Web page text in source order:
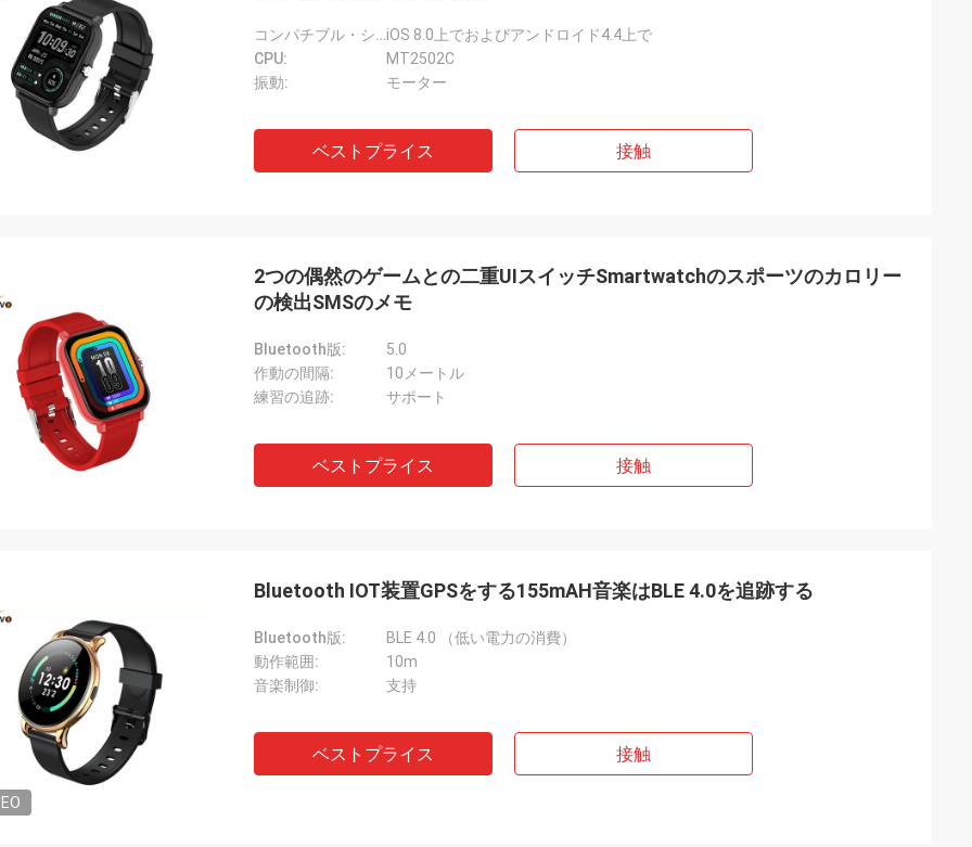
コンパチブル・システム:iOS 8.0上でおよびアンドロイド4.4上で
CPU:
MT2502C
振動:
モーター
ベストプライス 接触
2つの偶然のゲームとの二重UIスイッチSmartwatchのスポーツのカロリー
の検出SMSのメモ
Bluetooth版:
5.0
作動の間隔:
10メートル
練習の追跡:
サポート
ベストプライス 接触
Bluetooth IOT装置GPSをする155mAH音楽はBLE 4.0を追跡する
Bluetooth版:
BLE 4.0 （低い電力の消費）
動作範囲:
10m
音楽制御:
支持
ベストプライス 接触